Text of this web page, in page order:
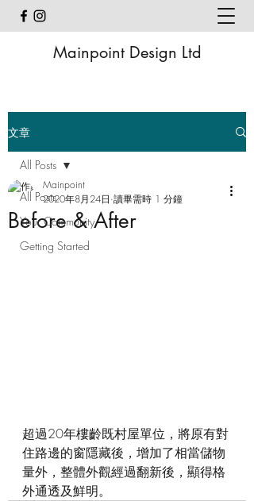
Mainpoint Design Ltd
文章
All Posts
Your Community
Getting Started
All Posts
Before & After
Mainpoint
2020年8月24日 讀畢需時 1 分鐘
超過20年樓齡既村屋單位，將原有對
住路邊的窗隱藏後，增加了相當儲物
量外，整體外觀經過翻新後，顯得格
外通透及鮮明。